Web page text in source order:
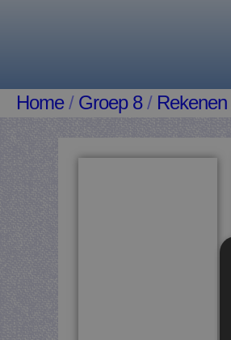
Home/ Groep 8/ Rekenen